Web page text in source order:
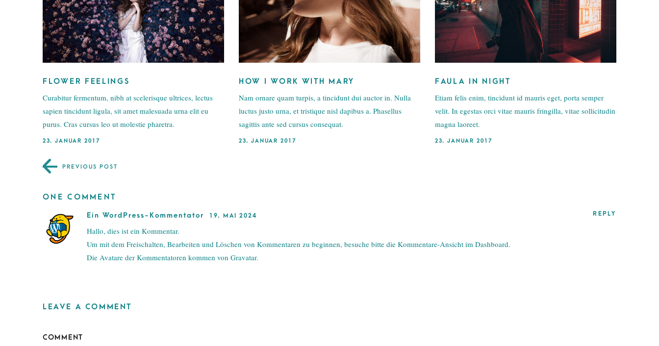
FLOWER FEELINGS
Curabitur fermentum, nibh at scelerisque ultrices, lectus
sapien tincidunt ligula, sit amet malesuada urna elit eu
purus. Cras cursus leo ut molestie pharetra.
23. JANUAR 2017
HOW I WORK WITH MARY
Nam ornare quam turpis, a tincidunt dui auctor in. Nulla
luctus justo urna, et tristique nisl dapibus a. Phasellus
sagittis ante sed cursus consequat.
23. JANUAR 2017
FAULA IN NIGHT
Etiam felis enim, tincidunt id mauris eget, porta semper
velit. In egestas orci vitae mauris fringilla, vitae sollicitudin
magna laoreet.
23. JANUAR 2017
PREVIOUS POST
ONE COMMENT
Ein WordPress-Kommentator 19. MAI 2024 REPLY
Hallo, dies ist ein Kommentar.
Um mit dem Freischalten, Bearbeiten und Löschen von Kommentaren zu beginnen, besuche bitte die Kommentare-Ansicht im Dashboard.
Die Avatare der Kommentatoren kommen von Gravatar.
LEAVE A COMMENT
COMMENT